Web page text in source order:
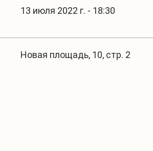
13 июля 2022 г. - 18:30
Новая площадь, 10, стр. 2